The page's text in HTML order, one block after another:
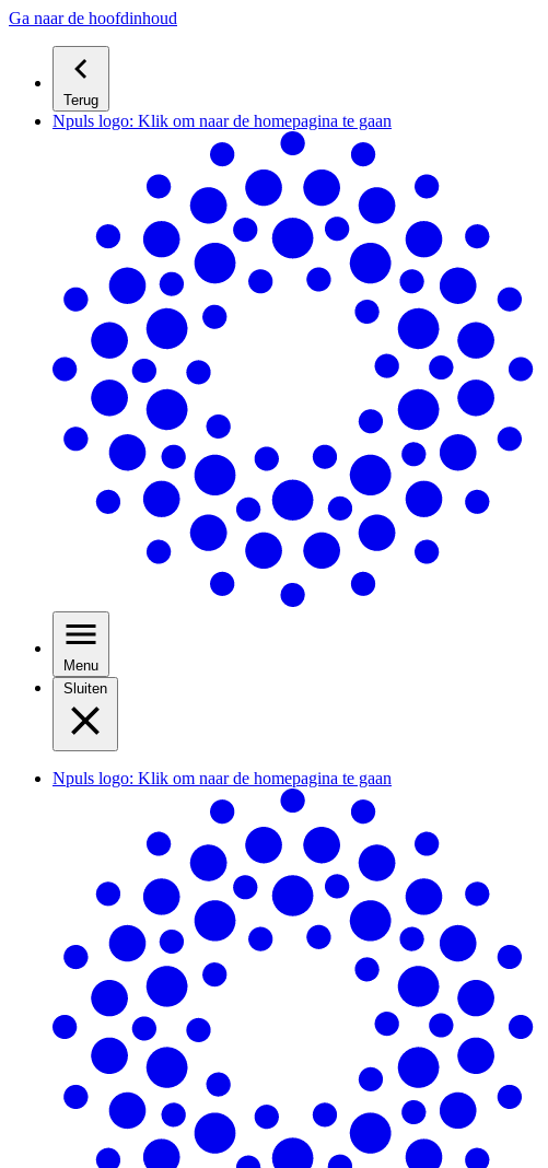
Ga naar de hoofdinhoud
Terug
Npuls logo: Klik om naar de homepagina te gaan
Menu
Sluiten
Npuls logo: Klik om naar de homepagina te gaan